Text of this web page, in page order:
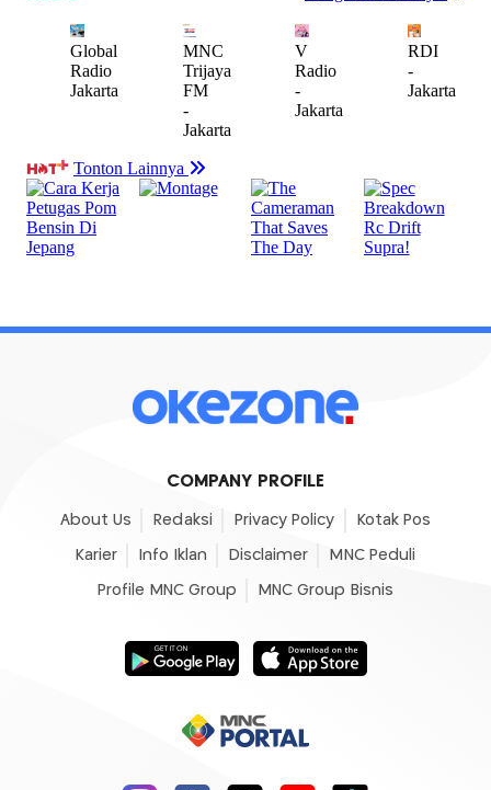
COMPANY PROFILE
About Us Redaksi Privacy Policy Kotak Pos
Karier Info Iklan Disclaimer MNC Peduli
Profile MNC Group MNC Group Bisnis